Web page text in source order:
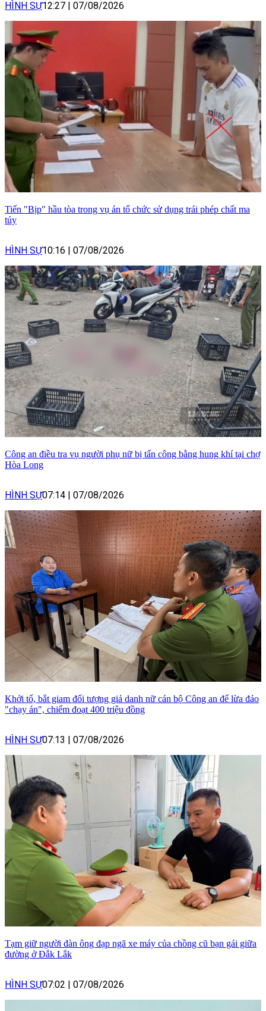
HÌNH SỰ12:27 | 07/08/2026
Tiến "Bịp" hầu tòa trong vụ án tổ chức sử dụng trái phép chất ma
túy
HÌNH SỰ10:16 | 07/08/2026
Công an điều tra vụ người phụ nữ bị tấn công bằng hung khí tại chợ
Hòa Long
HÌNH SỰ07:14 | 07/08/2026
Khởi tố, bắt giam đối tượng giả danh nữ cán bộ Công an để lừa đảo
"chạy án", chiếm đoạt 400 triệu đồng
HÌNH SỰ07:13 | 07/08/2026
Tạm giữ người đàn ông đạp ngã xe máy của chồng cũ bạn gái giữa
đường ở Đắk Lắk
HÌNH SỰ07:02 | 07/08/2026